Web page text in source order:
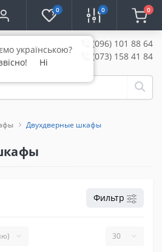
0 0 0
(096) 101 88 64
(073) 158 41 84
Двухдверные шкафы
Фильтр
українською?
Ні